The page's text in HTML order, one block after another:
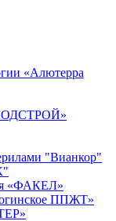
«Алютерра
"Вианкор"
«ФАКЕЛ»
ППЖТ»